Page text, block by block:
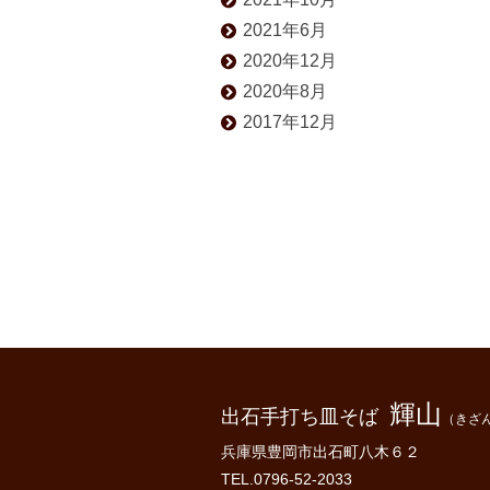
2021年6月
2020年12月
2020年8月
2017年12月
出石手打ち皿そば 輝山 （きざ
兵庫県豊岡市出石町八木６２
TEL.0796-52-2033